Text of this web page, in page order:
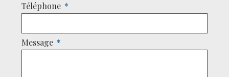
Téléphone
Message